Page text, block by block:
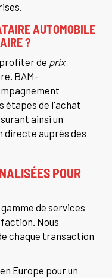
AUTOMOBILE
?
de prix
BAM-
étapes de l'achat
ainsi un
directe auprès des
POUR
de services
Nous
chaque transaction
Europe pour un